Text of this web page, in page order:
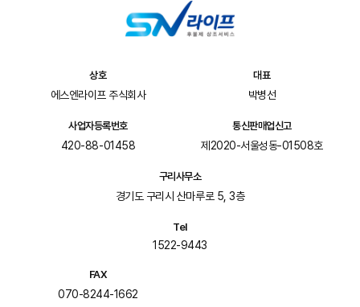
상호
에스엔라이프 주식회사
대표
박병선
사업자등록번호
420-88-01458
통신판매업신고
제2020-서울성동-01508호
구리사무소
경기도 구리시 산마루로 5, 3층
Tel
1522-9443
FAX
070-8244-1662